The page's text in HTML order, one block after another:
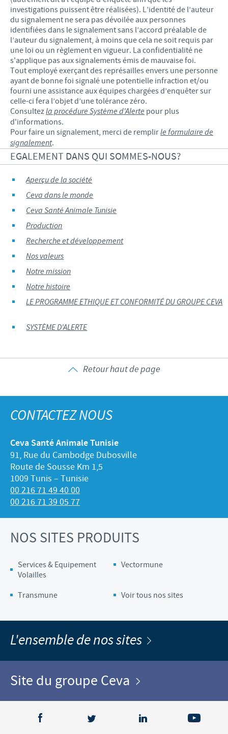
investigations puissent être réalisées). L’identité de l’auteur
du signalement ne sera pas dévoilée aux personnes
identifiées dans le signalement sans l’accord préalable de
l’auteur du signalement, à moins que cela ne soit requis par
une loi ou un règlement en vigueur. La confidentialité ne
s'applique pas aux signalements émis de mauvaise foi.
Tout employé exerçant des représailles envers une personne
ayant de bonne foi signalé une potentielle infraction et/ou
fourni une assistance aux équipes chargées d’enquêter sur
celle-ci fera l’objet d’une tolérance zéro.
Consultezla procédure Système d'Alerte pour plus
d'informations.
Pour faire un signalement, merci de remplirle formulaire de
signalement.
EGALEMENT DANS QUI SOMMES-NOUS?
Aperçu de la société
Ceva dans le monde
Ceva Santé Animale Tunisie
Production
Recherche et développement
Nos valeurs
Notre mission
Notre histoire
LE PROGRAMME ETHIQUE ET CONFORMITÉ DU GROUPE CEVA
SYSTÈME D'ALERTE
Retour haut de page
CONTACTEZ NOUS
Ceva Santé Animale Tunisie
91, Rue du Cambodge Dubosville
Route de Sousse Km 1,5
1009 Tunis – Tunisie
00 216 71 49 40 00
00 216 71 39 05 77
NOS SITES PRODUITS
Services & Equipement
Volailles
Vectormune
Transmune Voir tous nos sites
L'ensemble de nos sites
Site du groupe Ceva